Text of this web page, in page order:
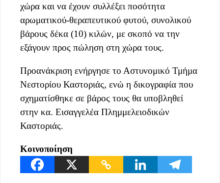
χώρα και να έχουν συλλέξει ποσότητα
αρωματικού-θεραπευτικού φυτού, συνολικού
βάρους δέκα (10) κιλών, με σκοπό να την
εξάγουν προς πώληση στη χώρα τους.
Προανάκριση ενήργησε το Αστυνομικό Τμήμα
Νεστορίου Καστοριάς, ενώ η δικογραφία που
σχηματίσθηκε σε βάρος τους θα υποβληθεί
στην κα. Εισαγγελέα Πλημμελειοδικών
Καστοριάς.
Κοινοποίηση